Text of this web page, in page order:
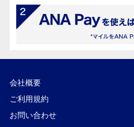
会社概要
ご利用規約
お問い合わせ